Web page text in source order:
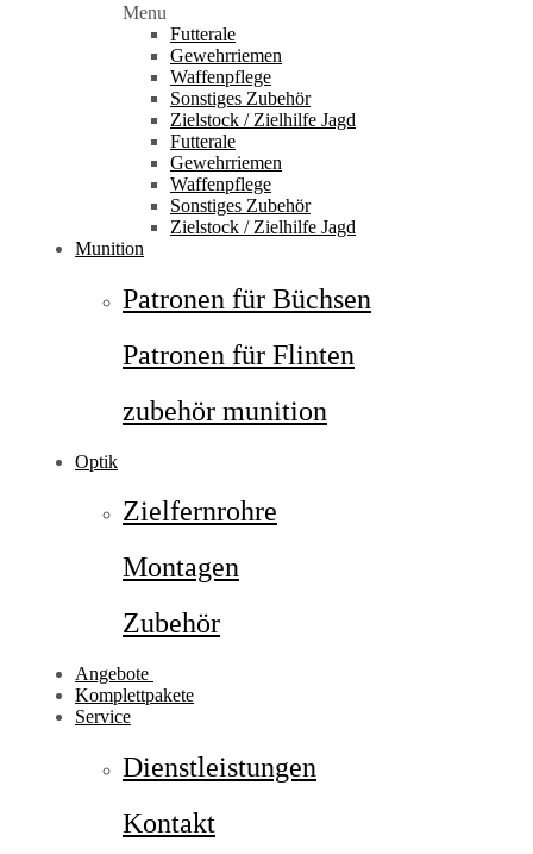
Menu
Futterale
Gewehrriemen
Waffenpflege
Sonstiges Zubehör
Zielstock / Zielhilfe Jagd
Futterale
Gewehrriemen
Waffenpflege
Sonstiges Zubehör
Zielstock / Zielhilfe Jagd
Munition
Patronen für Büchsen
Patronen für Flinten
zubehör munition
Optik
Zielfernrohre
Montagen
Zubehör
Angebote
Komplettpakete
Service
Dienstleistungen
Kontakt